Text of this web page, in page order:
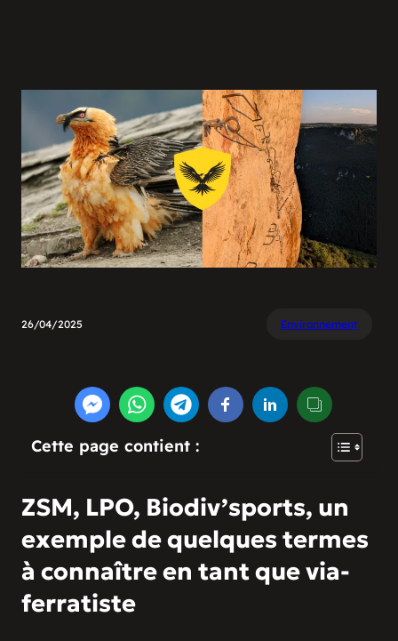
26/04/2025 Environnement
Cette page contient :
ZSM, LPO, Biodiv’sports, un
exemple de quelques termes
à connaître en tant que via-
ferratiste